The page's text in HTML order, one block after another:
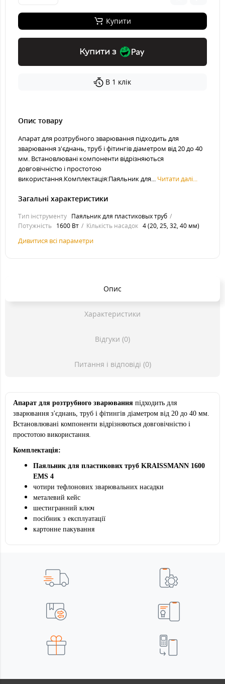
Купити
Купити з
В 1 клік
Опис товару
Апарат для розтрубного зварювання підходить для
зварювання з'єднань, труб і фітингів діаметром від 20 до 40
мм. Встановлювані компоненти відрізняються
довговічністю і простотою
використання.Комплектація:Паяльник для... Читати далі...
Загальні характеристики
Тип інструменту Паяльник для пластиковых труб
Потужність 1600 Вт Кількість насадок 4 (20, 25, 32, 40 мм)
Дивитися всі параметри
Опис
Характеристики
Відгуки (0)
Питання і відповіді (0)
Апарат для розтрубного зварювання підходить для
зварювання з'єднань, труб і фітингів діаметром від 20 до 40 мм.
Встановлювані компоненти відрізняються довговічністю і
простотою використання.
Комплектація:
Паяльник для пластикових труб KRAISSMANN 1600
EMS 4
чотири тефлонових зварювальних насадки
металевий кейс
шестигранний ключ
посібник з експлуатації
картонне пакування